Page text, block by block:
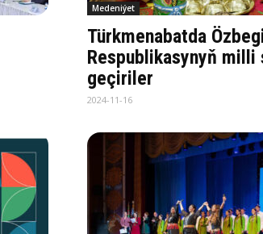
Medeniýet
Türkmenabatda
Respublikasynyň milli
geçiriler
2024-11-16